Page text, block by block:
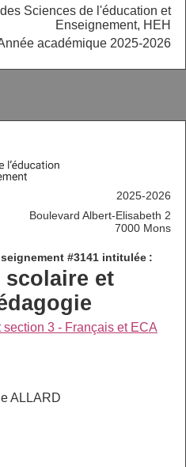
Sciences de l'éducation et
Enseignement, HEH
académique 2025-2026
2025-2026
Boulevard Albert-Elisabeth 2
7000 Mons
#3141 intitulée :
et
3 - Français et ECA
ALLARD